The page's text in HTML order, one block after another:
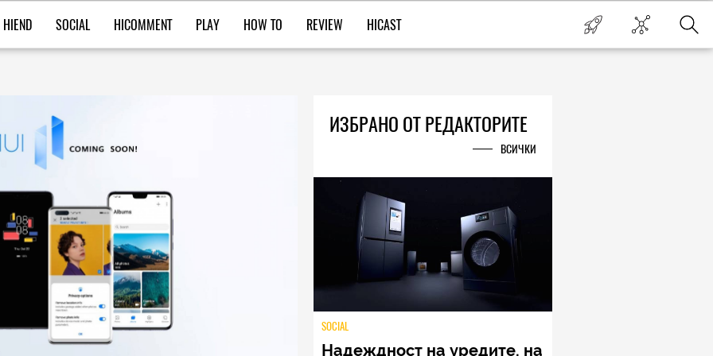
HIEND SOCIAL HICOMMENT PLAY HOW TO REVIEW HICAST
ИЗБРАНО ОТ РЕДАКТОРИТЕ
ВСИЧКИ
SOCIAL
Надеждност на уредите, на